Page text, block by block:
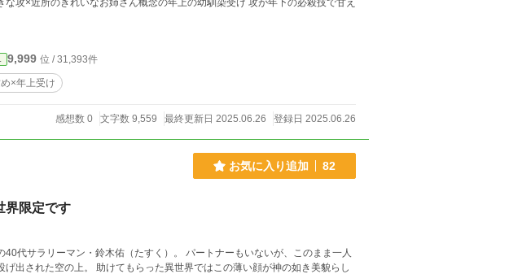
れいなお姉さん概念の年上の幼馴染受け 攻が年下の必殺技で甘え
9,999 位 / 31,393件
×年上受け
感想数 0 文字数 9,559 最終更新日 2025.06.26 登録日 2025.06.26
お気に入り追加 82
界限定です
代サラリーマン・鈴木佑（たすく）。 パートナーもいないが、このまま一人
出された空の上。 助けてもらった異世界ではこの薄い顔が神の如き美貌らし